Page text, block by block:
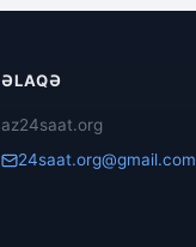
ƏLAQƏ
az24saat.org
24saat.org@gmail.com